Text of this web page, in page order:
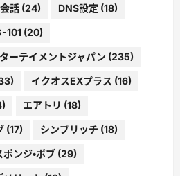
話 (24) DNS設定 (18)
101 (20)
ーテイメントジャパン (235)
イクオスEXプラス (16)
エアトリ (18)
(17) シンプリッチ (18)
ポンジ・ボブ (29)